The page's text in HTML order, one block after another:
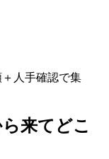
人手確認で集
来てどこ